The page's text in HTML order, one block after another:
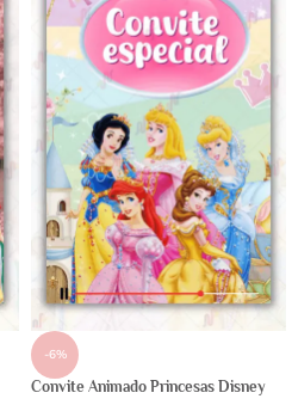
-6%
Convite Animado Princesas Disney